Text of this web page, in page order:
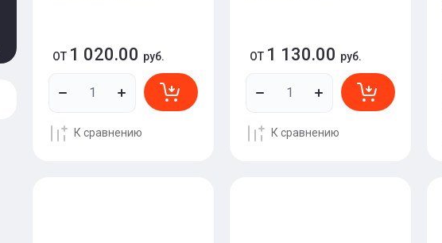
ОТ 1 020.00 руб.
К сравнению
ОТ 1 130.00 руб.
К сравнению